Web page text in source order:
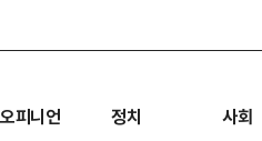
오피니언 정치 사회